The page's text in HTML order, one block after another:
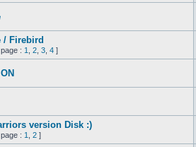
/ Firebird
: 1 2 3 4 ]
version Disk :)
: 1 2 ]